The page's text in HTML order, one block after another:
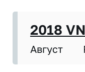
2018
Август